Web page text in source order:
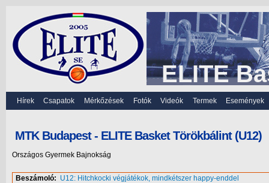
ELITE
Hírek Csapatok Mérkőzések Fotók Videók Termek Események
MTK Budapest - ELITE Basket Törökbálint (U12)
Országos Gyermek Bajnokság
Beszámoló: U12: Hitchkocki végjátékok, mindkétszer happy-enddel